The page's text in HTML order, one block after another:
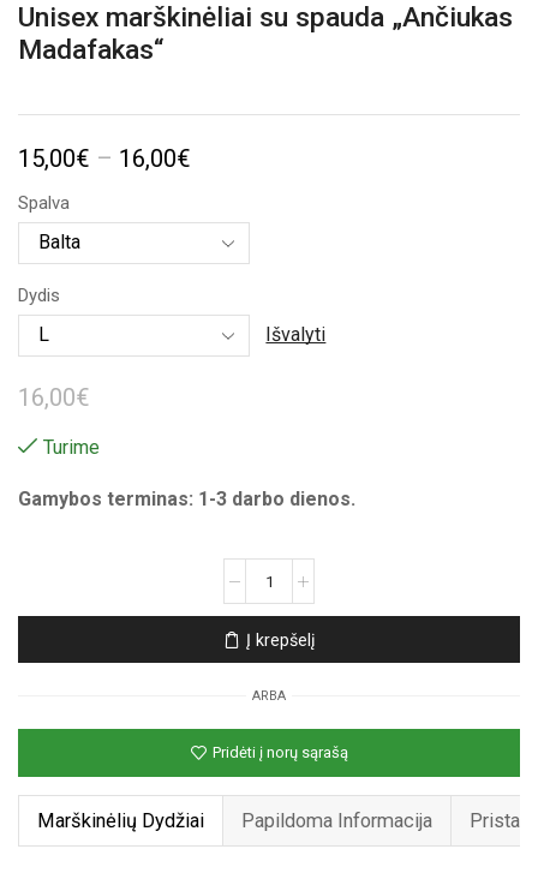
Unisex marškinėliai su spauda „Ančiukas
Madafakas“
15,00€ – 16,00€
15,00€
through
16,00€
Spalva
Dydis
Išvalyti
16,00€
Turime
Gamybos terminas: 1-3 darbo dienos.
Unisex
marškinėliai
spauda
„Ančiukas
Madafakas“
Į krepšelį
ARBA
Pridėti į norų sąrašą
Marškinėlių Dydžiai Papildoma Informacija